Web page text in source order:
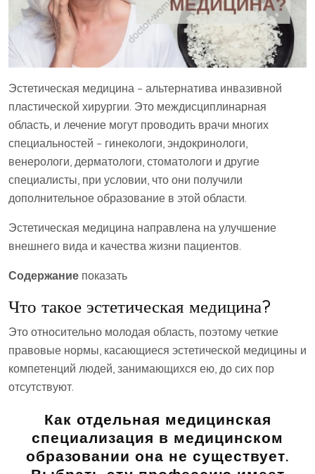
Эстетическая медицина – альтернатива инвазивной
пластической хирургии. Это междисциплинарная
область, и лечение могут проводить врачи многих
специальностей – гинекологи, эндокринологи,
венерологи, дерматологи, стоматологи и другие
специалисты, при условии, что они получили
дополнительное образование в этой области.
Эстетическая медицина направлена ​​на улучшение
внешнего вида и качества жизни пациентов.
Содержание показать
Что такое эстетическая медицина?
Это относительно молодая область, поэтому четкие
правовые нормы, касающиеся эстетической медицины и
компетенций людей, занимающихся ею, до сих пор
отсутствуют.
Как отдельная медицинская
специализация в медицинском
образовании она не существует.